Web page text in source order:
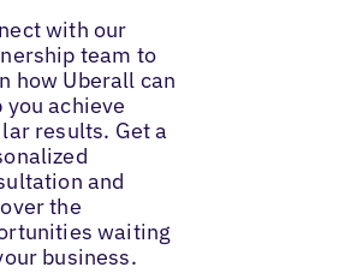
with our
team to
how Uberall can
you achieve
results. Get a
and
the
waiting
business.